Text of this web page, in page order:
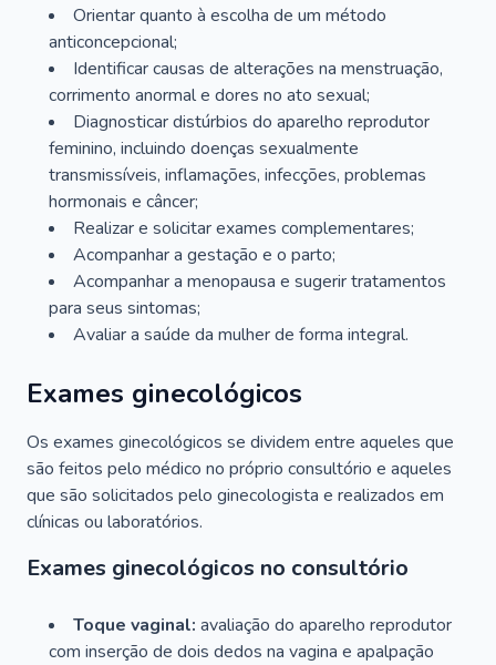
Orientar quanto à escolha de um método
anticoncepcional;
Identificar causas de alterações na menstruação,
corrimento anormal e dores no ato sexual;
Diagnosticar distúrbios do aparelho reprodutor
feminino, incluindo doenças sexualmente
transmissíveis, inflamações, infecções, problemas
hormonais e câncer;
Realizar e solicitar exames complementares;
Acompanhar a gestação e o parto;
Acompanhar a menopausa e sugerir tratamentos
para seus sintomas;
Avaliar a saúde da mulher de forma integral.
Exames ginecológicos
Os exames ginecológicos se dividem entre aqueles que
são feitos pelo médico no próprio consultório e aqueles
que são solicitados pelo ginecologista e realizados em
clínicas ou laboratórios.
Exames ginecológicos no consultório
Toque vaginal: avaliação do aparelho reprodutor
com inserção de dois dedos na vagina e apalpação